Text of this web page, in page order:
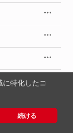
特化したコ
続ける